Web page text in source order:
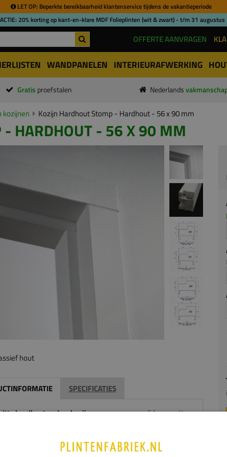
LET OP: Beperkte bereikbaarheid klantenservice tijdens de vakantieperiode
20% korting op kant-en-klare MDF Folieplinten (wit & zwart) - t/m 31 augustus
OFFERTE AANVRAGEN
WANDPANELEN INTERIEURAFWERKING
Gratis proefstalen Nederlands
kozijnen Kozijn Hardhout Stomp - Hardhout - 56 x 90 mm
- HARDHOUT - 56 X 90 MM
hout
SPECIFICATIES
hardhouten deurkozijnenvormen een solide en nette
. Dankzij de strakke afwerking en betrouwbare